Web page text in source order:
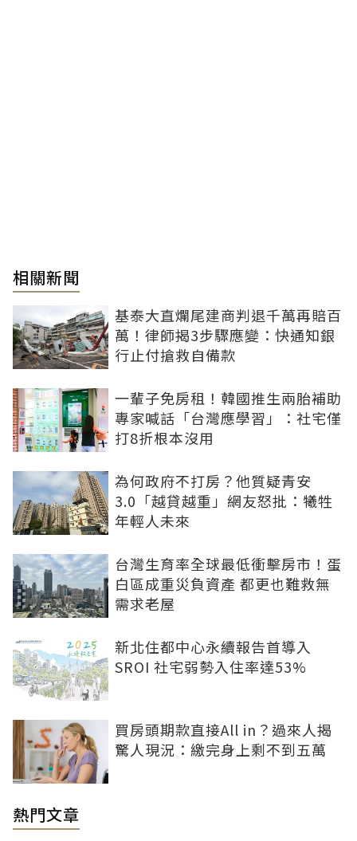
相關新聞
基泰大直爛尾建商判退千萬再賠百
萬！律師揭3步驟應變：快通知銀
行止付搶救自備款
一輩子免房租！韓國推生兩胎補助
專家喊話「台灣應學習」：社宅僅
打8折根本沒用
為何政府不打房？他質疑青安
3.0「越貸越重」網友怒批：犧牲
年輕人未來
台灣生育率全球最低衝擊房市！蛋
白區成重災負資產 都更也難救無
需求老屋
新北住都中心永續報告首導入
SROI 社宅弱勢入住率達53%
買房頭期款直接All in？過來人揭
驚人現況：繳完身上剩不到五萬
熱門文章